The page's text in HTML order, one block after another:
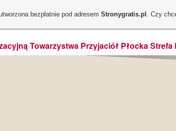
Towarzystwa Przyjaciół Płocka
bezpłatnie pod adresem Stronygratis.pl . Czy